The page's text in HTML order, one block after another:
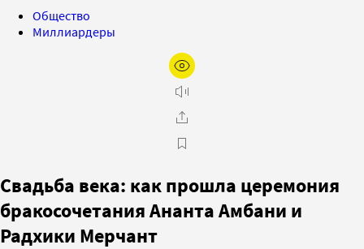
Общество
Миллиардеры
Свадьба века: как прошла церемония
бракосочетания Ананта Амбани и
Радхики Мерчант